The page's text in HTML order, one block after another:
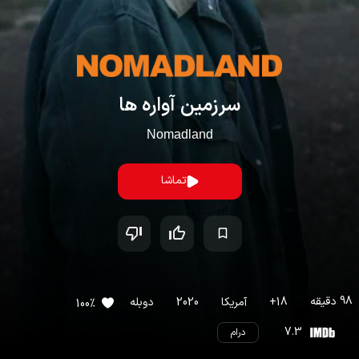
سرزمین آواره ها
Nomadland
تماشا
98 دقیقه 18
+ آمریکا 2020 دوبله 100%
7.3
درام